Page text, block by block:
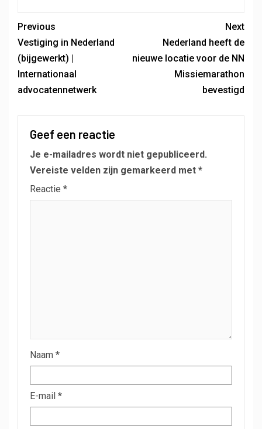
Previous
Vestiging in Nederland
(bijgewerkt) |
Internationaal
advocatennetwerk
Next
Nederland heeft de
nieuwe locatie voor de NN
Missiemarathon
bevestigd
Geef een reactie
Je e-mailadres wordt niet gepubliceerd.
Vereiste velden zijn gemarkeerd met *
Reactie *
Naam *
E-mail *